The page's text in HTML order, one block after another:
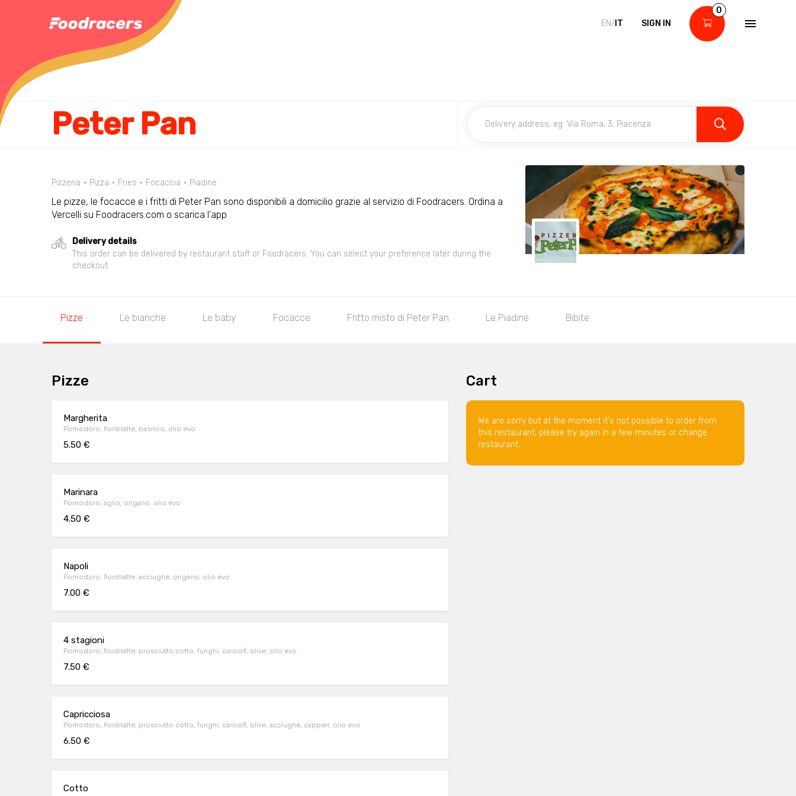
EN/ IT SIGN IN
0
Peter Pan
Pizzeria Pizza Fries Focaccia Piadine
Le pizze, le focacce e i fritti di Peter Pan sono disponibili a domicilio grazie al servizio di Foodracers. Ordina a
Vercelli su Foodracers.com o scarica l'app
Delivery details
This order can be delivered by restaurant staff or Foodracers. You can select your preference later during the
checkout
Pizze Le bianche Le baby Focacce Fritto misto di Peter Pan Le Piadine Bibite
Pizze
Margherita
Pomodoro, fiordilatte, basilico, olio evo
5.50 €
Marinara
Pomodoro, aglio, origano, olio evo
4.50 €
Napoli
Pomodoro, fiordilatte, acciughe, origano, olio evo
7.00 €
4 stagioni
Pomodoro, fiordilatte, prosciutto cotto, funghi, carciofi, olive, olio evo
7.50 €
Capricciosa
Pomodoro, fiordilatte, prosciutto cotto, funghi, carciofi, olive, acciughe, capperi, olio evo
6.50 €
Cotto
Cart
We are sorry but at the moment it's not possible to order from
this restaurant, please try again in a few minutes or change
restaurant.